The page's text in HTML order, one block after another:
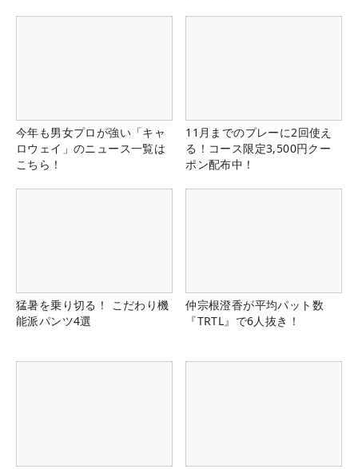
今年も男女プロが強い「キャ
ロウェイ」のニュース一覧は
こちら！
11月までのプレーに2回使え
る！コース限定3,500円クー
ポン配布中！
猛暑を乗り切る！ こだわり機
能派パンツ4選
仲宗根澄香が平均パット数
『TRTL』で6人抜き！